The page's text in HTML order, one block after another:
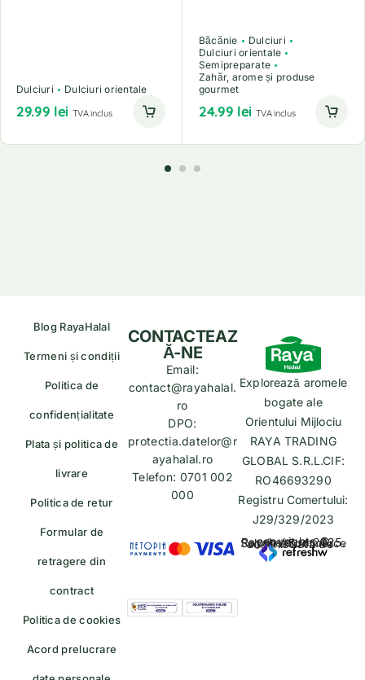
Dulciuri Dulciuri orientale
29.99 lei TVA inclus
Băcănie
Dulciuri
Dulciuri orientale
Semipreparate
Zahăr, arome și produse
gourmet
24.99 lei TVA inclus
Blog RayaHalal
Termeni și condiții
Politica de
confidențialitate
Plata și politica de
livrare
Politica de retur
Formular de
retragere din
contract
Politica de cookies
Acord prelucrare
Explorează aromele
bogate ale
Orientului Mijlociu
RAYA TRADING
GLOBAL S.R.L.CIF:
RO46693290
Registru Comertului:
J29/329/2023
copyrights © Rayahalal.ro 2025. Soluție eCommerce administrată de
CONTACTEAZ
Ă-NE
Email:
contact@rayahalal.
ro
DPO:
protectia.datelor@r
ayahalal.ro
Telefon: 0701 002
000